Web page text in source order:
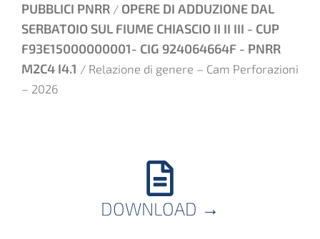
PUBBLICI PNRR / OPERE DI ADDUZIONE DAL
SERBATOIO SUL FIUME CHIASCIO II II III - CUP
F93E15000000001- CIG 924064664F - PNRR
M2C4 I4.1 / Relazione di genere – Cam Perforazioni
– 2026
DOWNLOAD →